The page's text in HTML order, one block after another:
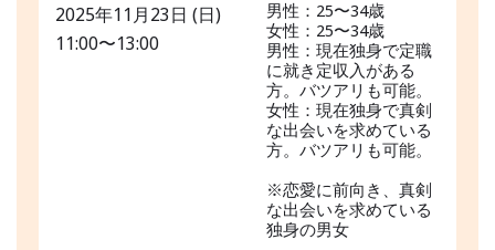
2025年11月23日 (日)
11:00〜13:00
男性：25〜34歳
女性：25〜34歳
男性：現在独身で定職
に就き定収入がある
方。バツアリも可能。
女性：現在独身で真剣
な出会いを求めている
方。バツアリも可能。
※恋愛に前向き、真剣
な出会いを求めている
独身の男女